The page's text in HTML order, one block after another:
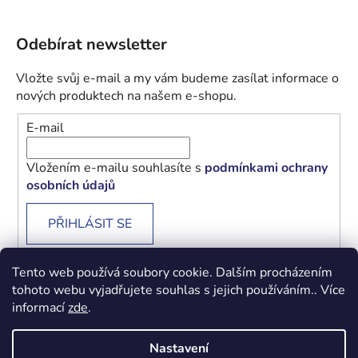
Tento web používá soubory cookie. Dalším procházením
tohoto webu vyjadřujete souhlas s jejich používáním.. Více
informacízde.
Nastavení
Odebírat newsletter
Vložte svůj e-mail a my vám budeme zasílat informace o
nových produktech na našem e-shopu.
E-mail
Vložením e-mailu souhlasíte s podmínkami ochrany
osobních údajů
PŘIHLÁSIT SE
Obchodní podmínky Podmínky ochrany osobních údajů